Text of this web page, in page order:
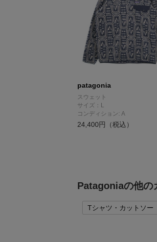
patagonia
スウェット
サイズ：L
コンディション: A
24,400円（税込）
Patagoniaの他の
Tシャツ・カットソー